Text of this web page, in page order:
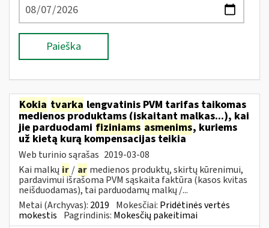
Paieška
Kokia tvarka lengvatinis PVM tarifas taikomas
medienos produktams (įskaitant malkas...), kai
jie parduodami fiziniams asmenims, kuriems
už kietą kurą kompensacijas teikia
Web turinio sąrašas 2019-03-08
Kai malkų ir / ar medienos produktų, skirtų kūrenimui,
pardavimui išrašoma PVM sąskaita faktūra (kasos kvitas
neišduodamas), tai parduodamų malkų /...
Metai (Archyvas): 2019 Mokesčiai: Pridėtinės vertės
mokestis Pagrindinis: Mokesčių pakeitimai